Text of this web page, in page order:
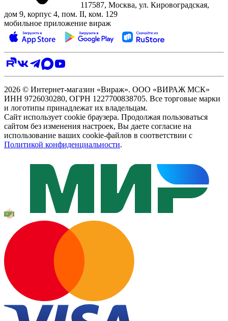
117587, Москва, ул. Кировоградская,
дом 9, корпус 4, пом. II, ком. 129
мобильное приложение вираж
2026 © Интернет-магазин «Вираж». ООО «ВИРАЖ МСК»
ИНН 9726030280, ОГРН 1227700838705. Все торговые марки
и логотипы принадлежат их владельцам.
Сайт использует cookie браузера. Продолжая пользоваться
сайтом без изменения настроек, Вы даете согласие на
использование ваших cookie-файлов в соответствии с
Политикой конфиденциальности.